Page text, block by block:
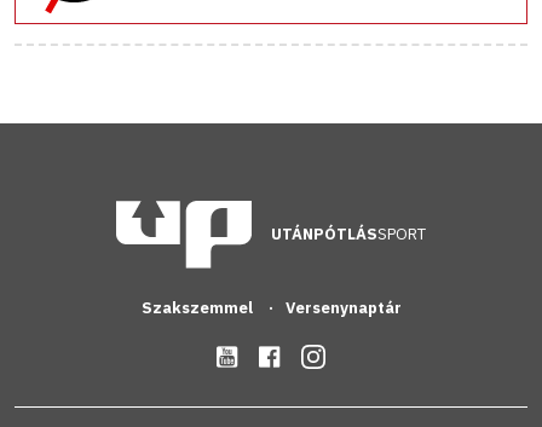
UTÁNPÓTLÁSSPORT
Szakszemmel Versenynaptár